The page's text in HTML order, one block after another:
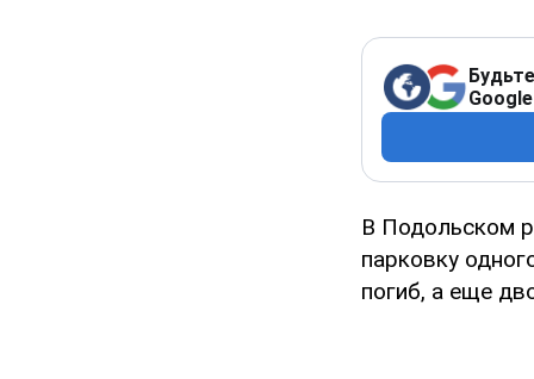
Google
В Подольском
парковку
погиб, а еще